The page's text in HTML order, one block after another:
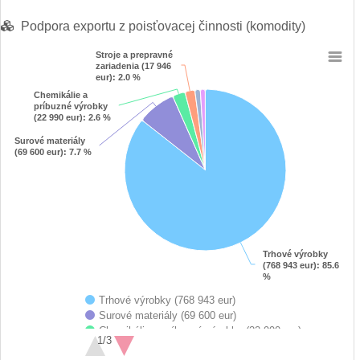
Podpora exportu z poisťovacej činnosti (komodity)
Pie chart with 6 slices.
View as data table, Chart
Trhové výrobky
(768 943 eur): 85.6
%
Trhové výrobky
(768 943 eur): 85.6
%
Surové materiály
(69 600 eur): 7.7 %
Surové materiály
(69 600 eur): 7.7 %
Chemikálie a
príbuzné výrobky
(22 990 eur): 2.6 %
Chemikálie a
príbuzné výrobky
(22 990 eur): 2.6 %
Stroje a prepravné
zariadenia (17 946
eur): 2.0 %
Stroje a prepravné
zariadenia (17 946
eur): 2.0 %
Trhové výrobky (768 943 eur)
Surové materiály (69 600 eur)
Chemikálie a príbuzné výrobky (22 990 eur)
Stroje a prepravné zariadenia (17 946 eur)
1/3